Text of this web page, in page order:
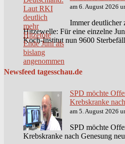
am 6. August 2026
Immer deutlicher
Hitzewelle: Für eine einzelne
Koch-Institut nun 9600
Newsfeed tagesschau.de
SPD möchte
Krebskranke
am 5. August 2026
SPD möchte
Krebskranke nach Genesung